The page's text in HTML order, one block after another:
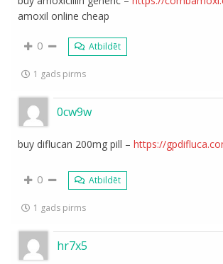
amoxil online cheap
0 Atbildēt
1 gads pirms
0cw9w
buy diflucan 200mg pill –https://
0 Atbildēt
1 gads pirms
hr7x5